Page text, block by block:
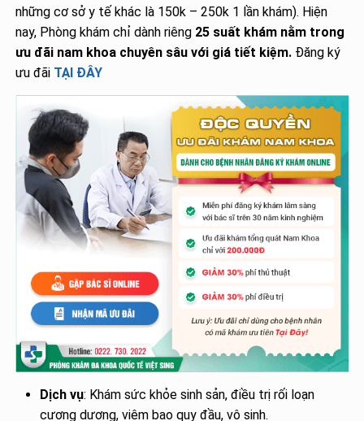
những cơ sở y tế khác là 150k – 250k 1 lần khám). Hiện
nay, Phòng khám chỉ dành riêng 25 suất khám nằm trong
ưu đãi nam khoa chuyên sâu với giá tiết kiệm. Đăng ký
ưu đãi TẠI ĐÂY
Dịch vụ: Khám sức khỏe sinh sản, điều trị rối loạn
cương dương, viêm bao quy đầu, vô sinh.